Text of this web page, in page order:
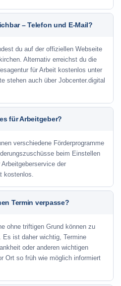
– Telefon und E-Mail?
du auf der offiziellen Webseite
Alternativ erreichst du die
für Arbeit kostenlos unter
stehen auch über Jobcenter.digital
für Arbeitgeber?
verschiedene Förderprogramme
beim Einstellen
der
kostenlos.
Termin verpasse?
ohne triftigen Grund können zu
Es ist daher wichtig, Termine
oder anderen wichtigen
Ort so früh wie möglich informiert